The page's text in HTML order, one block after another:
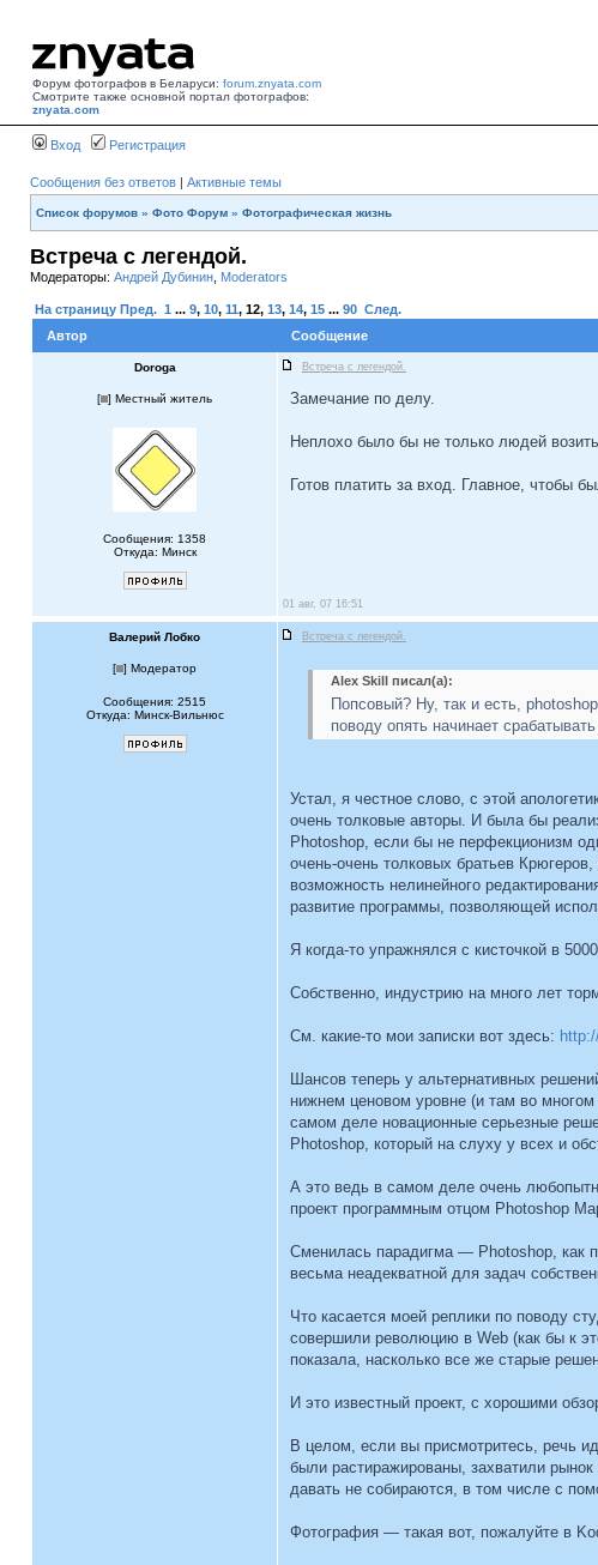
Форум фотографов в Беларуси: forum.znyata.com
Смотрите также основной портал фотографов:
znyata.com
Вход Регистрация
Сообщения без ответов | Активные темы
Список форумов » Фото Форум » Фотографическая жизнь
Встреча с легендой.
Модераторы: Андрей Дубинин Moderators
На страницу Пред. 1 ... 9, 10, 11, 12, 13, 14, 15 ... 90 След.
Автор
Сообщение
Doroga Встреча с легендой.
[ ] Местный житель
Сообщения: 1358
Откуда: Минск
Замечание по делу.
Неплохо было бы не только людей
Готов платить за вход. Главное, чтобы
01 авг, 07 16:51
Валерий Лобко Встреча с легендой.
[ ] Модератор
Сообщения: 2515
Откуда: Минск-Вильнюс
Alex Skill писал(а):
Попсовый? Ну, так и есть,
поводу опять начинает
Устал, я честное слово, с этой
очень толковые авторы. И была бы
Photoshop, если бы не перфекционизм
очень-очень толковых братьев
возможность нелинейного
развитие программы, позволяющей
Я когда-то упражнялся с кисточкой в
Собственно, индустрию на много лет
См. какие-то мои записки вот здесь:
Шансов теперь у альтернативных
нижнем ценовом уровне (и там во
самом деле новационные серьезные
Photoshop, который на слуху у всех и
А это ведь в самом деле очень
проект программным отцом Photoshop
Сменилась парадигма — Photoshop, как
весьма неадекватной для задач
Что касается моей реплики по поводу
совершили революцию в Web (как бы к
показала, насколько все же старые
И это известный проект, с хорошими
В целом, если вы присмотритесь, речь
были растиражированы, захватили
давать не собираются, в том числе с
Фотография — такая вот, пожалуйте в